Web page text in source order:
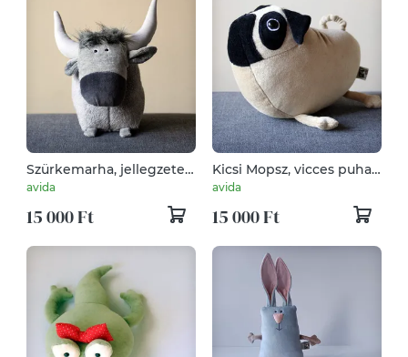
Szürkemarha, jellegzetes
magyar nemzeti jószág
avida
15 000 Ft
Kicsi Mopsz, vicces puha
plüss kutyakölyök
avida
15 000 Ft